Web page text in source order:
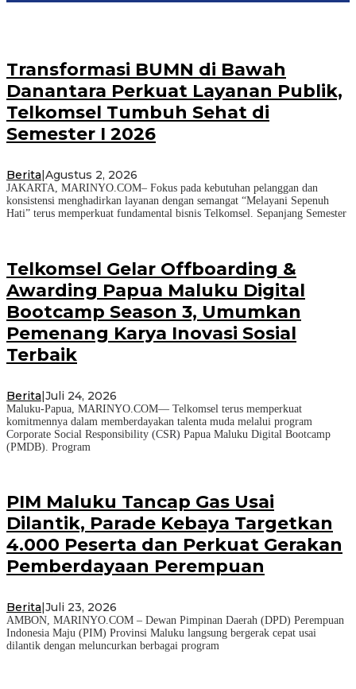
Transformasi BUMN di Bawah
Danantara Perkuat Layanan Publik,
Telkomsel Tumbuh Sehat di
Semester I 2026
Berita Agustus 2, 2026
JAKARTA, MARINYO.COM– Fokus pada kebutuhan pelanggan dan
konsistensi menghadirkan layanan dengan semangat “Melayani Sepenuh
Hati” terus memperkuat fundamental bisnis Telkomsel. Sepanjang Semester
Telkomsel Gelar Offboarding &
Awarding Papua Maluku Digital
Bootcamp Season 3, Umumkan
Pemenang Karya Inovasi Sosial
Terbaik
Berita|Juli 24, 2026
Maluku-Papua, MARINYO.COM— Telkomsel terus memperkuat
komitmennya dalam memberdayakan talenta muda melalui program
Corporate Social Responsibility (CSR) Papua Maluku Digital Bootcamp
(PMDB). Program
PIM Maluku Tancap Gas Usai
Dilantik, Parade Kebaya Targetkan
4.000 Peserta dan Perkuat Gerakan
Pemberdayaan Perempuan
Berita Juli 23, 2026
AMBON, MARINYO.COM – Dewan Pimpinan Daerah (DPD) Perempuan
Indonesia Maju (PIM) Provinsi Maluku langsung bergerak cepat usai
dilantik dengan meluncurkan berbagai program